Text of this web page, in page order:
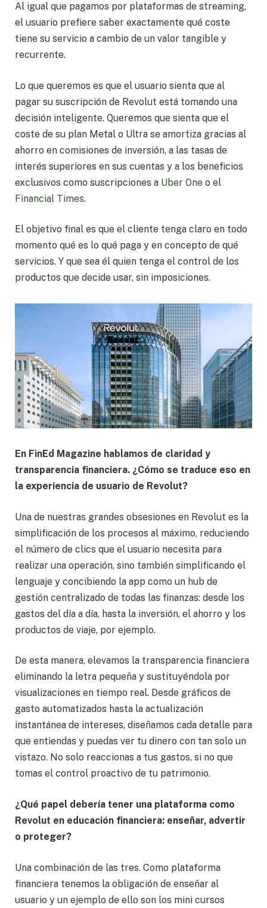
Al igual que pagamos por plataformas de streaming,
el usuario prefiere saber exactamente qué coste
tiene su servicio a cambio de un valor tangible y
recurrente.
Lo que queremos es que el usuario sienta que al
pagar su suscripción de Revolut está tomando una
decisión inteligente. Queremos que sienta que el
coste de su plan Metal o Ultra se amortiza gracias al
ahorro en comisiones de inversión, a las tasas de
interés superiores en sus cuentas y a los beneficios
exclusivos como suscripciones a Uber One o el
Financial Times.
El objetivo final es que el cliente tenga claro en todo
momento qué es lo qué paga y en concepto de qué
servicios. Y que sea él quien tenga el control de los
productos que decide usar, sin imposiciones.
En FinEd Magazine hablamos de claridad y
transparencia financiera. ¿Cómo se traduce eso en
la experiencia de usuario de Revolut?
Una de nuestras grandes obsesiones en Revolut es la
simplificación de los procesos al máximo, reduciendo
el número de clics que el usuario necesita para
realizar una operación, sino también simplificando el
lenguaje y concibiendo la app como un hub de
gestión centralizado de todas las finanzas: desde los
gastos del día a día, hasta la inversión, el ahorro y los
productos de viaje, por ejemplo.
De esta manera, elevamos la transparencia financiera
eliminando la letra pequeña y sustituyéndola por
visualizaciones en tiempo real. Desde gráficos de
gasto automatizados hasta la actualización
instantánea de intereses, diseñamos cada detalle para
que entiendas y puedas ver tu dinero con tan solo un
vistazo. No solo reaccionas a tus gastos, si no que
tomas el control proactivo de tu patrimonio.
¿Qué papel debería tener una plataforma como
Revolut en educación financiera: enseñar, advertir
o proteger?
Una combinación de las tres. Como plataforma
financiera tenemos la obligación de enseñar al
usuario y un ejemplo de ello son los mini cursos